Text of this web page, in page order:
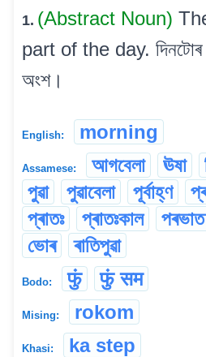
1. (Abstract Noun)
part of the day. দিনটোৰ
অংশ।
English: morning
Assamese: আগবেলা ঊষা
পুৱা
পুৱাবেলা পূৰ্বাহ্ণ
প্ৰাতঃ
প্ৰাতঃকাল পৰভাত
ভোৰ
ৰাতিপুৱা
Bodo: फुं फुं सम
Mising: rokom
Khasi: ka step